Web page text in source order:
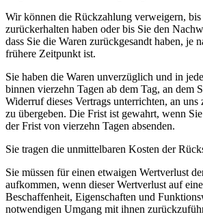
Wir können die Rückzahlung verweigern,
zurückerhalten haben oder bis Sie den
dass Sie die Waren zurückgesandt haben, je
frühere Zeitpunkt ist.
Sie haben die Waren unverzüglich und in
binnen vierzehn Tagen ab dem Tag, an dem
Widerruf dieses Vertrags unterrichten, an uns
zu übergeben. Die Frist ist gewahrt, wenn
der Frist von vierzehn Tagen absenden.
Sie tragen die unmittelbaren Kosten der
Sie müssen für einen etwaigen Wertverlust
aufkommen, wenn dieser Wertverlust auf
Beschaffenheit, Eigenschaften und
notwendigen Umgang mit ihnen